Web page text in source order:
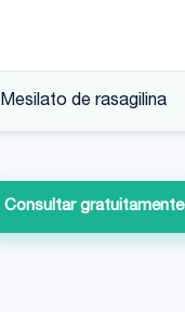
Mesilato de rasagilina
Consultar gratuitamente